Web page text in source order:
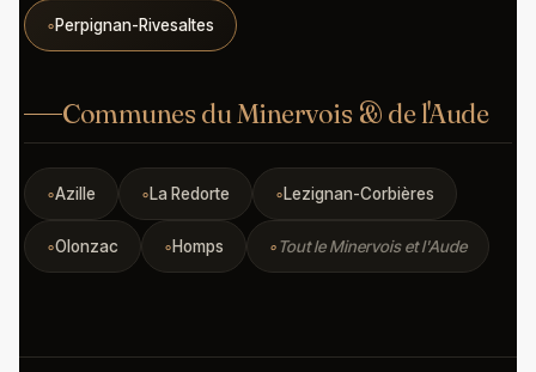
Perpignan-Rivesaltes
Communes du Minervois & de l'Aude
Azille La Redorte Lezignan-Corbières
Olonzac Homps Tout le Minervois et l'Aude